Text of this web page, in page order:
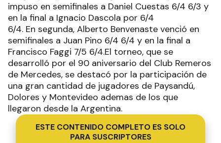
impuso en semifinales a Daniel Cuestas 6/4 6/3 y
en la final a Ignacio Dascola por 6/4
6/4. En segunda, Alberto Benvenaste venció en
semifinales a Juan Pino 6/4 6/4 y en la final a
Francisco Faggi 7/5 6/4.El torneo, que se
desarrolló por el 90 aniversario del Club Remeros
de Mercedes, se destacó por la participación de
una gran cantidad de jugadores de Paysandú,
Dolores y Montevideo ademas de los que
llegaron desde la Argentina.
ESTE CONTENIDO COMPLETO ES SOLO
PARA SUSCRIPTORES